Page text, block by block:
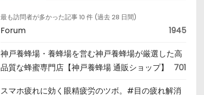
最も訪問者が多かった記事 10 件 (過去 28 日間)
Forum 1945
神戸養蜂場・養蜂場を営む神戸養蜂場が厳選した高
品質な蜂蜜専門店【神戸養蜂場 通販ショップ】
701
スマホ疲れに効く眼精疲労のツボ。#目の疲れ解消